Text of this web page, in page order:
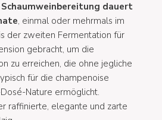
Schaumweinbereitung dauert
, einmal oder mehrmals im
der zweiten Fermentation für
gebracht, um die
zu erreichen, die ohne jegliche
für die champenoise
Nature ermöglicht.
raffinierte, elegante und zarte